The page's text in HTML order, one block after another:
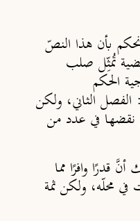
بأن هذا النصّ
تُمثِّل صلب
الحكم
الفصل الثاني، ولكن
نقضها في عدد من
قدرًا وافرًا مما
محلّه، ولكن ثمة